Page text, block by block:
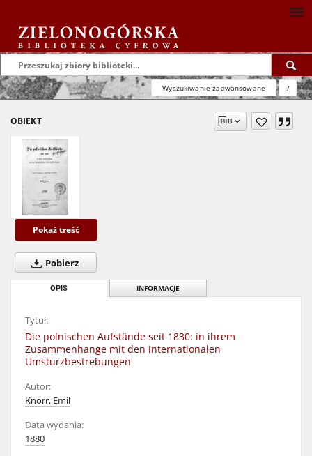
Wyszukiwanie zaawansowane ?
OBIEKT
Pokaż treść
Pobierz
OPIS INFORMACJE
Tytuł:
Die polnischen Aufstände seit 1830: in ihrem
Zusammenhange mit den internationalen
Umsturzbestrebungen
Autor:
Knorr, Emil
Data wydania:
1880